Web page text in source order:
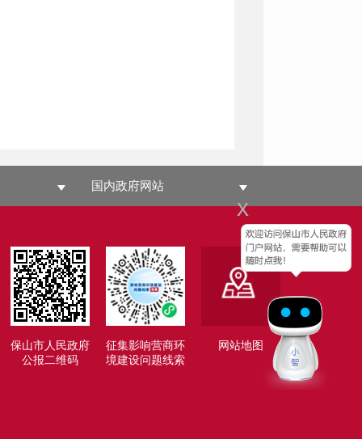
x
国内政府网站
保山市人民政府
公报二维码
征集影响营商环
境建设问题线索
网站地图